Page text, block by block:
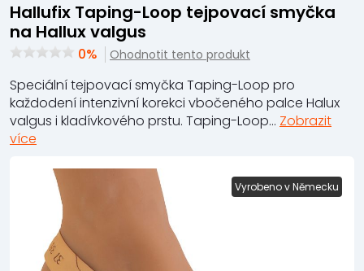
Hallufix Taping-Loop tejpovací smyčka
na Hallux valgus
0% Ohodnotit tento produkt
Speciální tejpovací smyčka Taping-Loop pro
každodení intenzivní korekci vbočeného palce Halux
valgus i kladívkového prstu. Taping-Loop... Zobrazit
více
Vyrobeno v Německu